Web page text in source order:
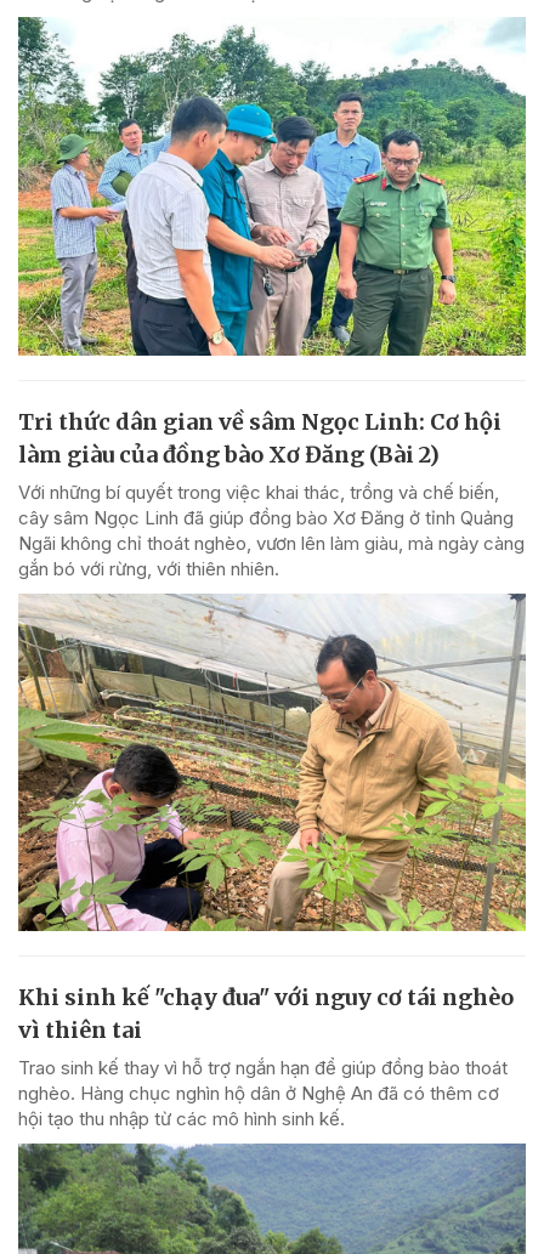
Tri thức dân gian về sâm Ngọc Linh: Cơ hội
làm giàu của đồng bào Xơ Đăng (Bài 2)
Với những bí quyết trong việc khai thác, trồng và chế biến,
cây sâm Ngọc Linh đã giúp đồng bào Xơ Đăng ở tỉnh Quảng
Ngãi không chỉ thoát nghèo, vươn lên làm giàu, mà ngày càng
gắn bó với rừng, với thiên nhiên.
Khi sinh kế "chạy đua" với nguy cơ tái nghèo
vì thiên tai
Trao sinh kế thay vì hỗ trợ ngắn hạn để giúp đồng bào thoát
nghèo. Hàng chục nghìn hộ dân ở Nghệ An đã có thêm cơ
hội tạo thu nhập từ các mô hình sinh kế.